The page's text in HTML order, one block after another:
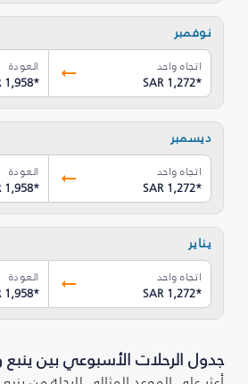
نوفمبر
اتجاه واحد
SAR 1,272*
العودة
1,958*
ديسمبر
اتجاه واحد
SAR 1,272*
العودة
1,958*
يناير
اتجاه واحد
SAR 1,272*
العودة
1,958*
جدول الرحلات الأسبوعي بين